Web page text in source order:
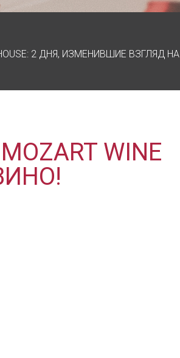
2 ДНЯ, ИЗМЕНИВШИЕ ВЗГЛЯД НА
WINE